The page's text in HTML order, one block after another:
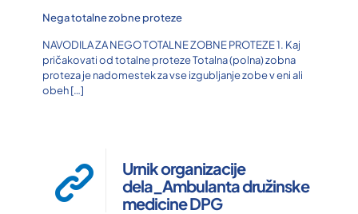
Nega totalne zobne proteze
NAVODILA ZA NEGO TOTALNE ZOBNE PROTEZE 1. Kaj
pričakovati od totalne proteze Totalna (polna) zobna
proteza je nadomestek za vse izgubljanje zobe v eni ali
obeh[…]
Urnik organizacije
dela_Ambulanta družinske
medicine DPG